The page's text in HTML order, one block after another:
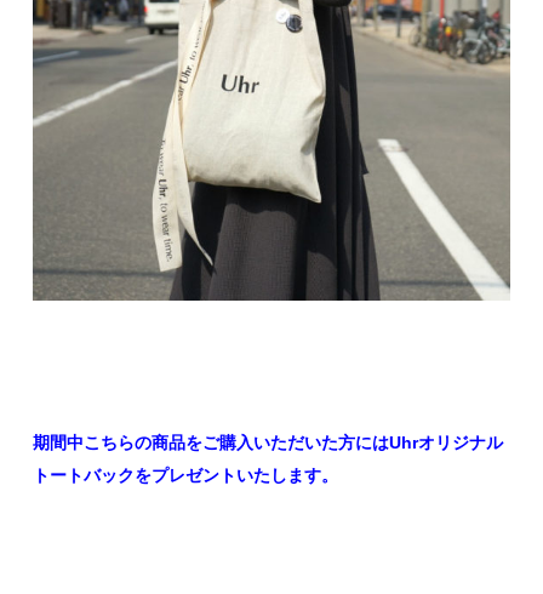
期間中こちらの商品をご購入いただいた方にはUhrオリジナル
トートバックをプレゼントいたします。